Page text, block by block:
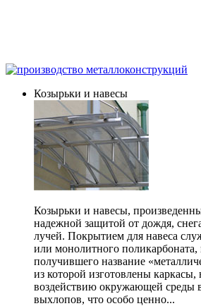
Козырьки и навесы
Козырьки и навесы,
надежной защитой от дождя,
лучей. Покрытием для навеса
или монолитного поликарбоната,
получившего название
из которой изготовлены каркасы,
воздействию окружающей среды
выхлопов, что особо ценно...